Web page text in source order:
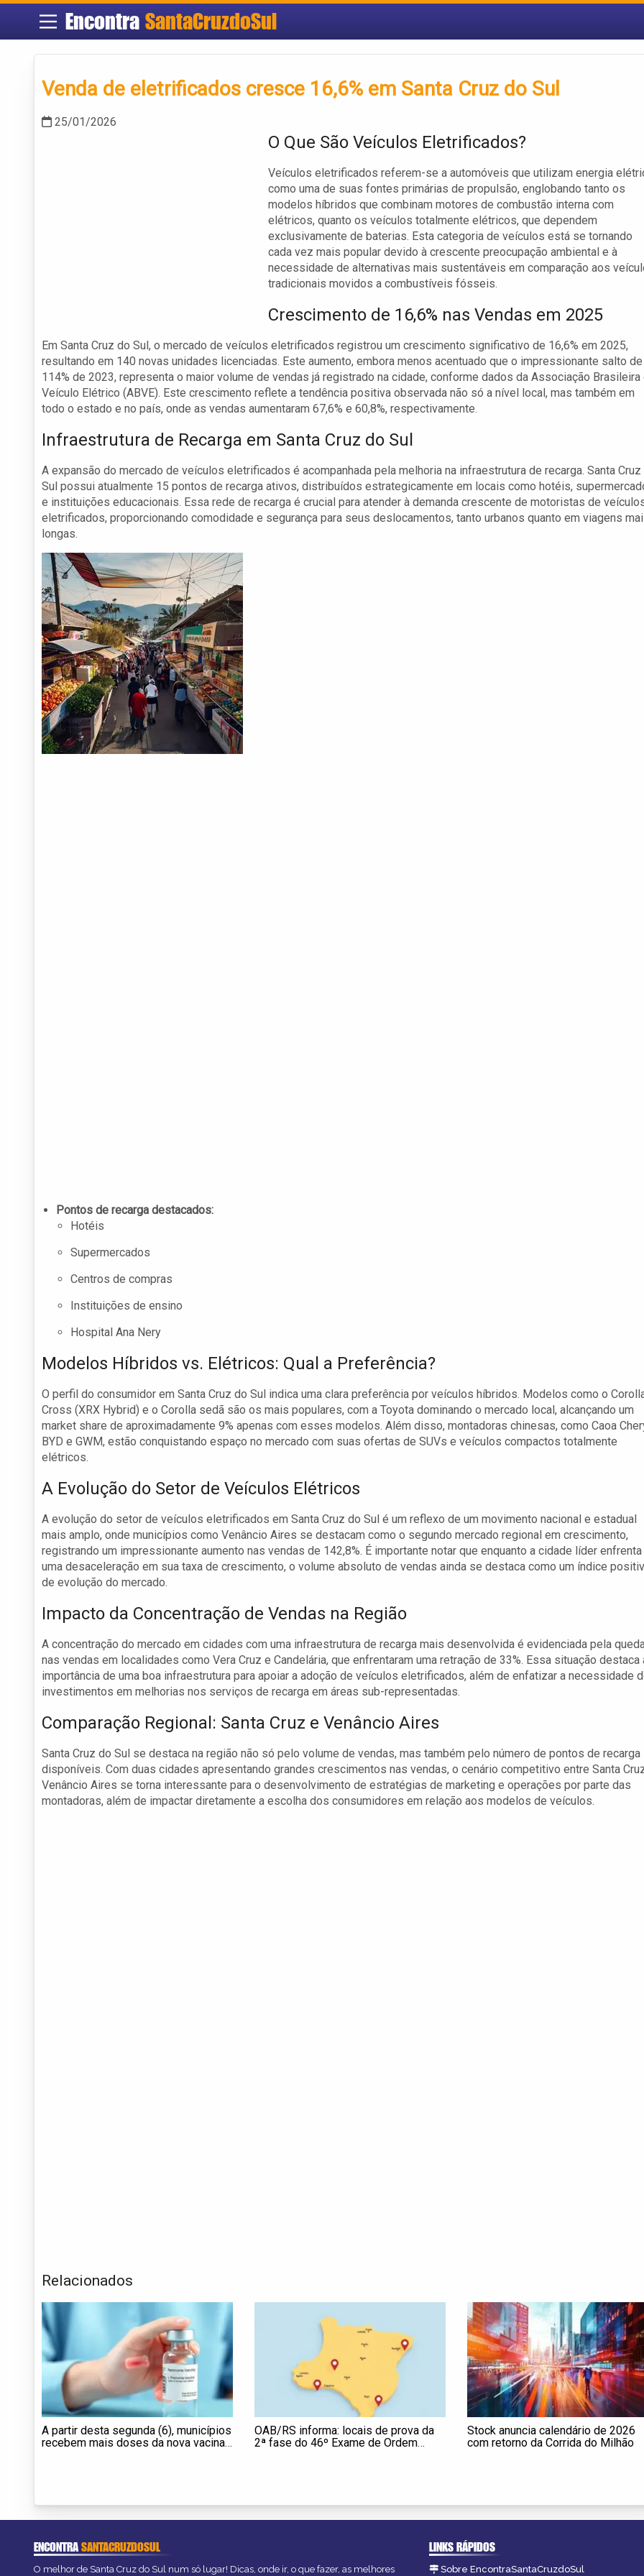
Encontra SantaCruzdoSul
Venda de eletrificados cresce 16,6% em Santa Cruz do Sul
25/01/2026
O Que São Veículos Eletrificados?
Veículos eletrificados referem-se a automóveis que utilizam energia
como uma de suas fontes primárias de propulsão, englobando tanto os
modelos híbridos que combinam motores de combustão interna com
elétricos, quanto os veículos totalmente elétricos, que dependem
exclusivamente de baterias. Esta categoria de veículos está se tornando
cada vez mais popular devido à crescente preocupação ambiental e à
necessidade de alternativas mais sustentáveis em comparação aos
tradicionais movidos a combustíveis fósseis.
Crescimento de 16,6% nas Vendas em 2025
Em Santa Cruz do Sul, o mercado de veículos eletrificados registrou um crescimento significativo de 16,6% em 2025,
resultando em 140 novas unidades licenciadas. Este aumento, embora menos acentuado que o impressionante salto de
114% de 2023, representa o maior volume de vendas já registrado na cidade, conforme dados da Associação Brasileira
Veículo Elétrico (ABVE). Este crescimento reflete a tendência positiva observada não só a nível local, mas também em
todo o estado e no país, onde as vendas aumentaram 67,6% e 60,8%, respectivamente.
Infraestrutura de Recarga em Santa Cruz do Sul
A expansão do mercado de veículos eletrificados é acompanhada pela melhoria na infraestrutura de recarga. Santa Cruz
Sul possui atualmente 15 pontos de recarga ativos, distribuídos estrategicamente em locais como hotéis,
e instituições educacionais. Essa rede de recarga é crucial para atender à demanda crescente de motoristas de
eletrificados, proporcionando comodidade e segurança para seus deslocamentos, tanto urbanos quanto em viagens
longas.
Pontos de recarga destacados:
Hotéis
Supermercados
Centros de compras
Instituições de ensino
Hospital Ana Nery
Modelos Híbridos vs. Elétricos: Qual a Preferência?
O perfil do consumidor em Santa Cruz do Sul indica uma clara preferência por veículos híbridos. Modelos como o
Cross (XRX Hybrid) e o Corolla sedã são os mais populares, com a Toyota dominando o mercado local, alcançando um
market share de aproximadamente 9% apenas com esses modelos. Além disso, montadoras chinesas, como Caoa
BYD e GWM, estão conquistando espaço no mercado com suas ofertas de SUVs e veículos compactos totalmente
elétricos.
A Evolução do Setor de Veículos Elétricos
A evolução do setor de veículos eletrificados em Santa Cruz do Sul é um reflexo de um movimento nacional e estadual
mais amplo, onde municípios como Venâncio Aires se destacam como o segundo mercado regional em crescimento,
registrando um impressionante aumento nas vendas de 142,8%. É importante notar que enquanto a cidade líder enfrenta
uma desaceleração em sua taxa de crescimento, o volume absoluto de vendas ainda se destaca como um índice
de evolução do mercado.
Impacto da Concentração de Vendas na Região
A concentração do mercado em cidades com uma infraestrutura de recarga mais desenvolvida é evidenciada pela
nas vendas em localidades como Vera Cruz e Candelária, que enfrentaram uma retração de 33%. Essa situação destaca
importância de uma boa infraestrutura para apoiar a adoção de veículos eletrificados, além de enfatizar a necessidade
investimentos em melhorias nos serviços de recarga em áreas sub-representadas.
Comparação Regional: Santa Cruz e Venâncio Aires
Santa Cruz do Sul se destaca na região não só pelo volume de vendas, mas também pelo número de pontos de recarga
disponíveis. Com duas cidades apresentando grandes crescimentos nas vendas, o cenário competitivo entre Santa
Venâncio Aires se torna interessante para o desenvolvimento de estratégias de marketing e operações por parte das
montadoras, além de impactar diretamente a escolha dos consumidores em relação aos modelos de veículos.
Relacionados
A partir desta segunda (6), municípios
recebem mais doses da nova vacina
OAB/RS informa: locais de prova da
2ª fase do 46º Exame de Ordem
Stock anuncia calendário de 2026
com retorno da Corrida do Milhão
ENCONTRASANTACRUZDOSUL
O melhor de Santa Cruz do Sul num só lugar! Dicas, onde ir, o que fazer, as melhores
LINKS RÁPIDOS
Sobre EncontraSantaCruzdoSul